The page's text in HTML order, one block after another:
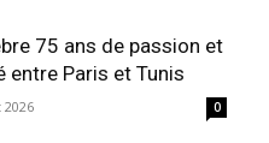
75 ans de passion et
entre Paris et Tunis
0